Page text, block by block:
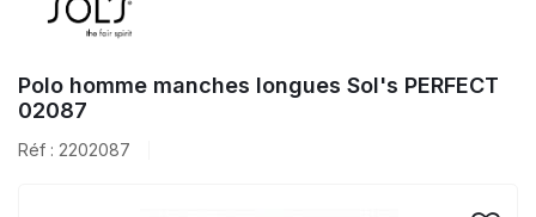
Polo homme manches longues Sol's PERFECT
02087
Réf : 2202087